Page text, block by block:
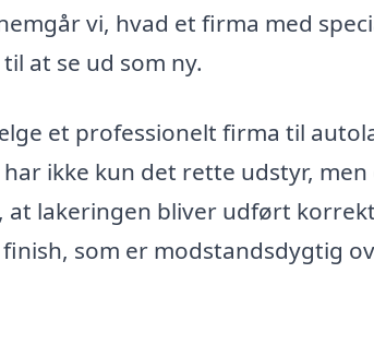
vi, hvad et firma med
at se ud som ny.
et professionelt firma til
ikke kun det rette udstyr,
lakeringen bliver udført
som er modstandsdygtig